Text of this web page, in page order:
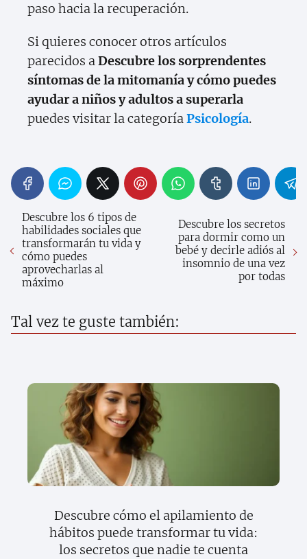
paso hacia la recuperación.
Si quieres conocer otros artículos
parecidos aDescubre los sorprendentes
síntomas de la mitomanía y cómo puedes
ayudar a niños y adultos a superarla
puedes visitar la categoríaPsicología.
Descubre los 6 tipos de
habilidades sociales que
transformarán tu vida y
cómo puedes
aprovecharlas al
máximo
Descubre los secretos
para dormir como un
bebé y decirle adiós al
insomnio de una vez
por todas
Tal vez te guste también:
Descubre cómo el apilamiento de
hábitos puede transformar tu vida:
los secretos que nadie te cuenta